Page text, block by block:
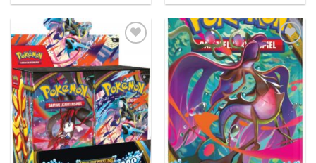
Auf die
Wunschliste
Auf die
Wunschliste